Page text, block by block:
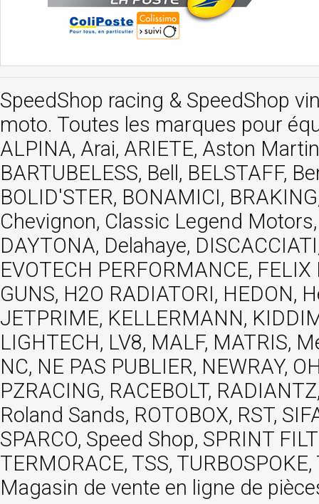
SpeedShop racing & SpeedShop
moto. Toutes les marques pour
ALPINA, Arai, ARIETE, Aston
BARTUBELESS, Bell, BELSTAFF,
BOLID'STER, BONAMICI,
Chevignon, Classic Legend
DAYTONA, Delahaye,
EVOTECH PERFORMANCE,
GUNS, H2O RADIATORI, HEDON,
JETPRIME, KELLERMANN,
LIGHTECH, LV8, MALF, MATRIS,
NC, NE PAS PUBLIER, NEWRAY,
PZRACING, RACEBOLT,
Roland Sands, ROTOBOX, RST,
SPARCO, Speed Shop, SPRINT
TERMORACE, TSS,
Magasin de vente en ligne de